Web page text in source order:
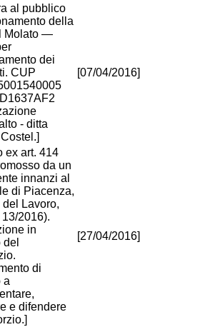
al pubblico
della
Molato —
dei
CUP
- ditta
[07/04/2016]
ex art. 414
da un
innanzi al
di Piacenza,
Lavoro,
13/2016).
in
di
a
e difendere
[27/04/2016]